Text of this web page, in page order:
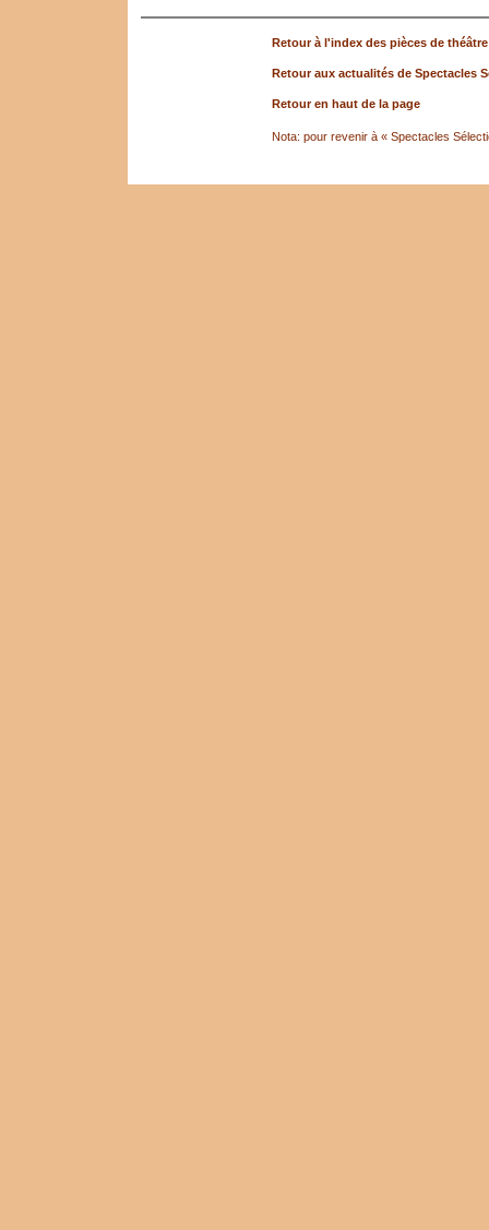
Retour à l'index des pièces de théâtre
Retour aux actualités de Spectacles
Retour en haut de la page
Nota: pour revenir à « Spectacles